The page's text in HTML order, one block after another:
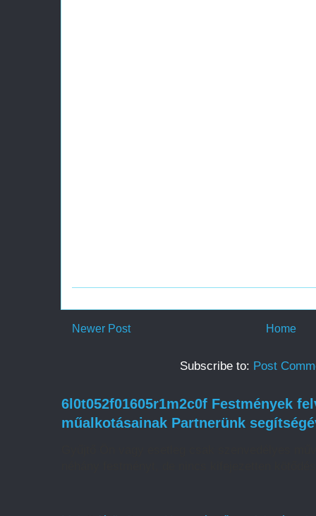
Newer Post Home
Subscribe to: Post
6l0t052f01605r1m2c0f Festmények
műalkotásainak Partnerünk